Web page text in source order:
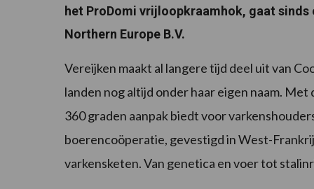
het ProDomi vrijloopkraamhok, gaat
Northern Europe B.V.
Vereijken maakt al langere tijd deel uit van
landen nog altijd onder haar eigen naam.
360 graden aanpak biedt voor
boerencoöperatie, gevestigd in West-
varkensketen. Van genetica en voer tot